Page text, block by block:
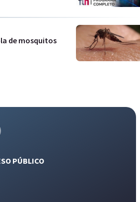
de mosquitos
PÚBLICO